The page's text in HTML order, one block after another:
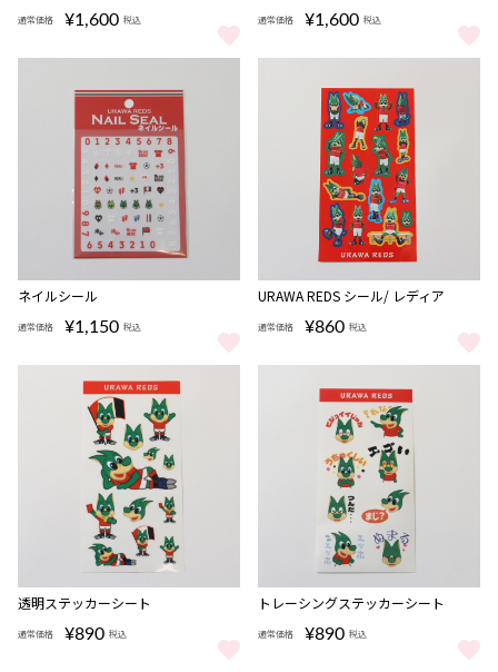
通常価格 ¥1,600 税込
タオルホルダー (URAWA REDS) をもっと見る
通常価格 ¥1,600 税込
タオルホルダー (REDIA) をもっ
ネイルシール
通常価格 ¥1,150 税込
URAWA REDS シール/ レディア
通常価格 ¥860 税込
URAWA REDS シール/ レディア
透明ステッカーシート
通常価格 ¥890 税込
透明ステッカーシート をもっと見る
トレーシングステッカーシート
通常価格 ¥890 税込
トレーシングステッカーシート